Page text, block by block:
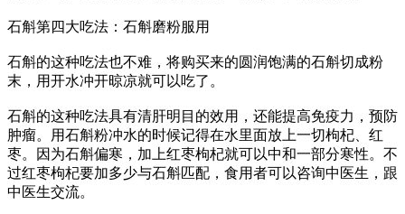
石斛第四大吃法：石斛磨粉服用
石斛的这种吃法也不难，将购买来的圆润饱满的石斛切成粉
末，用开水冲开晾凉就可以吃了。
石斛的这种吃法具有清肝明目的效用，还能提高免疫力，预防
肿瘤。用石斛粉冲水的时候记得在水里面放上一切枸杞、红
枣。因为石斛偏寒，加上红枣枸杞就可以中和一部分寒性。不
过红枣枸杞要加多少与石斛匹配，食用者可以咨询中医生，跟
中医生交流。